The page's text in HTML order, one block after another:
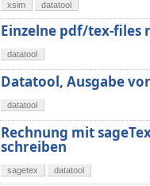
xsim datatool
Einzelne pdf/tex-files
datatool
Datatool, Ausgabe
datatool
Rechnung mit
schreiben
sagetex datatool